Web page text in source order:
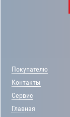
Покупателю
Контакты
Сервис
Главная